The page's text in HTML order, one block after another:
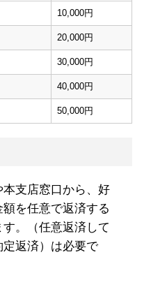
10,000円
20,000円
30,000円
40,000円
50,000円
支店窓口から、好
を任意で返済する
。（任意返済して
定返済）は必要で